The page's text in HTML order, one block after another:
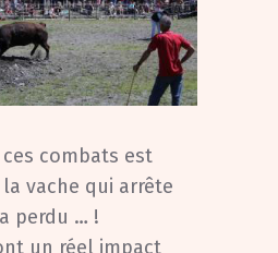
combats est
vache qui arrête
perdu … !
un réel impact